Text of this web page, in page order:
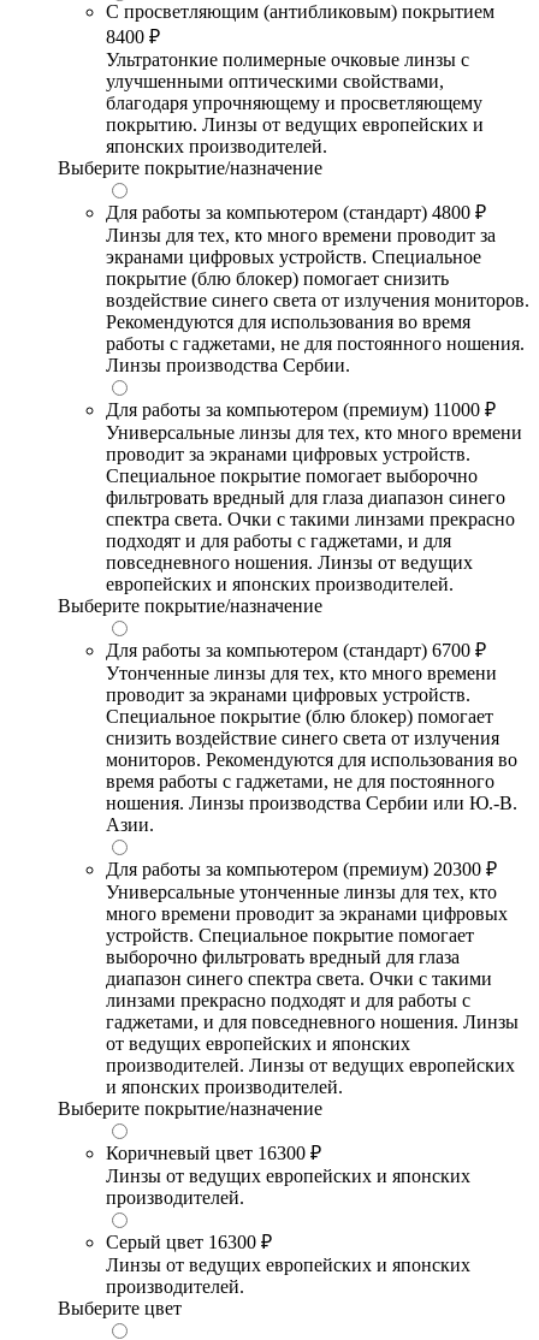
С просветляющим (антибликовым) покрытием
8400 ₽
Ультратонкие полимерные очковые линзы с
улучшенными оптическими свойствами,
благодаря упрочняющему и просветляющему
покрытию. Линзы от ведущих европейских и
японских производителей.
Выберите покрытие/назначение
Для работы за компьютером (стандарт) 4800 ₽
Линзы для тех, кто много времени проводит за
экранами цифровых устройств. Специальное
покрытие (блю блокер) помогает снизить
воздействие синего света от излучения мониторов.
Рекомендуются для использования во время
работы с гаджетами, не для постоянного ношения.
Линзы производства Сербии.
Для работы за компьютером (премиум) 11000 ₽
Универсальные линзы для тех, кто много времени
проводит за экранами цифровых устройств.
Специальное покрытие помогает выборочно
фильтровать вредный для глаза диапазон синего
спектра света. Очки с такими линзами прекрасно
подходят и для работы с гаджетами, и для
повседневного ношения. Линзы от ведущих
европейских и японских производителей.
Выберите покрытие/назначение
Для работы за компьютером (стандарт) 6700 ₽
Утонченные линзы для тех, кто много времени
проводит за экранами цифровых устройств.
Специальное покрытие (блю блокер) помогает
снизить воздействие синего света от излучения
мониторов. Рекомендуются для использования во
время работы с гаджетами, не для постоянного
ношения. Линзы производства Сербии или Ю.-В.
Азии.
Для работы за компьютером (премиум) 20300 ₽
Универсальные утонченные линзы для тех, кто
много времени проводит за экранами цифровых
устройств. Специальное покрытие помогает
выборочно фильтровать вредный для глаза
диапазон синего спектра света. Очки с такими
линзами прекрасно подходят и для работы с
гаджетами, и для повседневного ношения. Линзы
от ведущих европейских и японских
производителей. Линзы от ведущих европейских
и японских производителей.
Выберите покрытие/назначение
Коричневый цвет 16300 ₽
Линзы от ведущих европейских и японских
производителей.
Серый цвет 16300 ₽
Линзы от ведущих европейских и японских
производителей.
Выберите цвет